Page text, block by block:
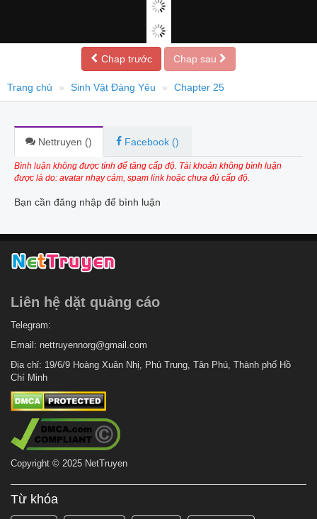
Chap trước Chap sau
Trang chủ Sinh Vật Đáng Yêu Chapter 25
Nettruyen () Facebook ()
Bình luận không được tính để tăng cấp độ. Tài khoản không bình luận
được là do: avatar nhạy cảm, spam link hoặc chưa đủ cấp độ.
Bạn cần đăng nhập để bình luận
Liên hệ dặt quảng cáo
Telegram:
Email: nettruyennorg@gmail.com
Địa chỉ: 19/6/9 Hoàng Xuân Nhị, Phú Trung, Tân Phú, Thành phố Hồ
Chí Minh
Copyright © 2025 NetTruyen
Từ khóa